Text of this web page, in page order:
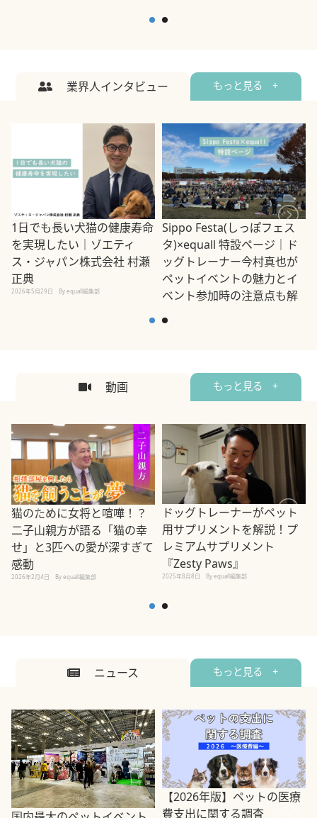
業界人インタビュー もっと見る +
1日でも長い犬猫の健康寿命
を実現したい｜ゾエティ
ス・ジャパン株式会社 村瀬
正典
2026年5月29日 By equall編集部
Sippo Festa(しっぽフェス
タ)×equall 特設ページ｜ド
ッグトレーナー今村真也が
ペットイベントの魅力とイ
ベント参加時の注意点も解
2026年5月12日
動画 もっと見る +
猫のために女将と喧嘩！？
二子山親方が語る「猫の幸
せ」と3匹への愛が深すぎて
感動
2026年2月4日 By equall編集部
ドッグトレーナーがペット
用サプリメントを解説！プ
レミアムサプリメント
『Zesty Paws』
2025年8月8日 By equall編集部
ニュース もっと見る +
【2026年版】ペットの医療
費支出に関する調査